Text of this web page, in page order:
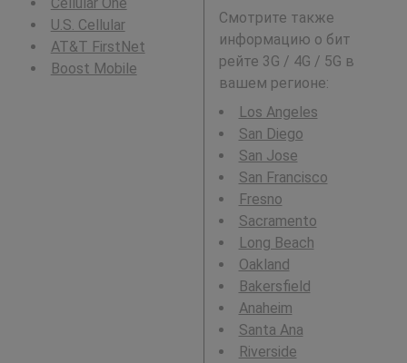
U.S. Cellular
AT&T FirstNet
Boost Mobile
Смотрите также
информацию о бит
рейте 3G / 4G / 5G в
вашем регионе:
Los Angeles
San Diego
San Jose
San Francisco
Fresno
Sacramento
Long Beach
Oakland
Bakersfield
Anaheim
Santa Ana
Riverside